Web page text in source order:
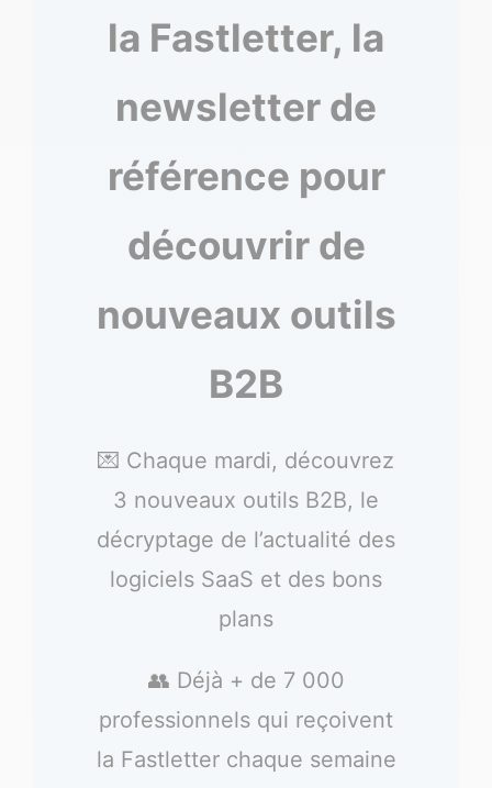
la Fastletter, la
newsletter de
référence pour
découvrir de
nouveaux outils
B2B
💌 Chaque mardi, découvrez
3 nouveaux outils B2B, le
décryptage de l’actualité des
logiciels SaaS et des bons
plans
👥 Déjà + de 7 000
professionnels qui reçoivent
la Fastletter chaque semaine